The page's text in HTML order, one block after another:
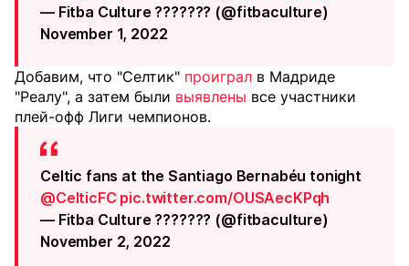
— Fitba Culture ??????? (@fitbaculture)
November 1, 2022
Добавим, что "Селтик" проиграл в Мадриде
"Реалу", а затем были выявлены все участники
плей-офф Лиги чемпионов.
Celtic fans at the Santiago Bernabéu tonight
@CelticFC pic.twitter.com/OUSAecKPqh
— Fitba Culture ??????? (@fitbaculture)
November 2, 2022